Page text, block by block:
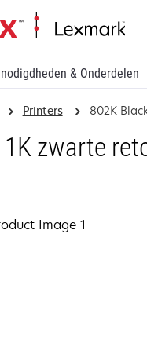
& Onderdelen
Printers 802K
1K zwarte